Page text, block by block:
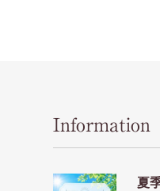
Information
夏